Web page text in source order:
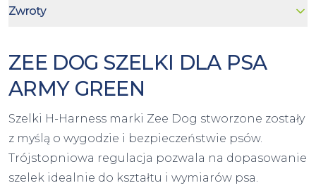
Zwroty
ZEE DOG SZELKI DLA PSA
ARMY GREEN
Szelki H-Harness marki Zee Dog stworzone zostały
z myślą o wygodzie i bezpieczeństwie psów.
Trójstopniowa regulacja pozwala na dopasowanie
szelek idealnie do kształtu i wymiarów psa.